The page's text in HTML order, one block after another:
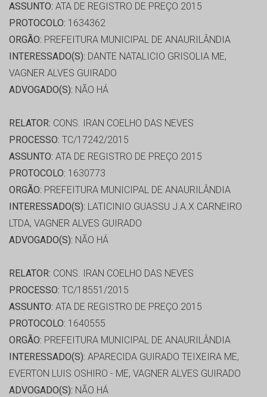
ASSUNTO: ATA DE REGISTRO DE PREÇO 2015
PROTOCOLO: 1634362
ORGÃO: PREFEITURA MUNICIPAL DE ANAURILÂNDIA
INTERESSADO(S): DANTE NATALICIO GRISOLIA ME,
VAGNER ALVES GUIRADO
ADVOGADO(S): NÃO HÁ
RELATOR: CONS. IRAN COELHO DAS NEVES
PROCESSO: TC/17242/2015
ASSUNTO: ATA DE REGISTRO DE PREÇO 2015
PROTOCOLO: 1630773
ORGÃO: PREFEITURA MUNICIPAL DE ANAURILÂNDIA
INTERESSADO(S): LATICINIO GUASSU J.A.X CARNEIRO
LTDA, VAGNER ALVES GUIRADO
ADVOGADO(S): NÃO HÁ
RELATOR: CONS. IRAN COELHO DAS NEVES
PROCESSO: TC/18551/2015
ASSUNTO: ATA DE REGISTRO DE PREÇO 2015
PROTOCOLO: 1640555
ORGÃO: PREFEITURA MUNICIPAL DE ANAURILÂNDIA
INTERESSADO(S): APARECIDA GUIRADO TEIXEIRA ME,
EVERTON LUIS OSHIRO - ME, VAGNER ALVES GUIRADO
ADVOGADO(S): NÃO HÁ